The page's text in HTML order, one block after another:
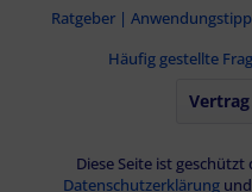
Ratgeber |
Häufig gestellte
Diese Seite ist geschützt
Datenschutzerklärung und